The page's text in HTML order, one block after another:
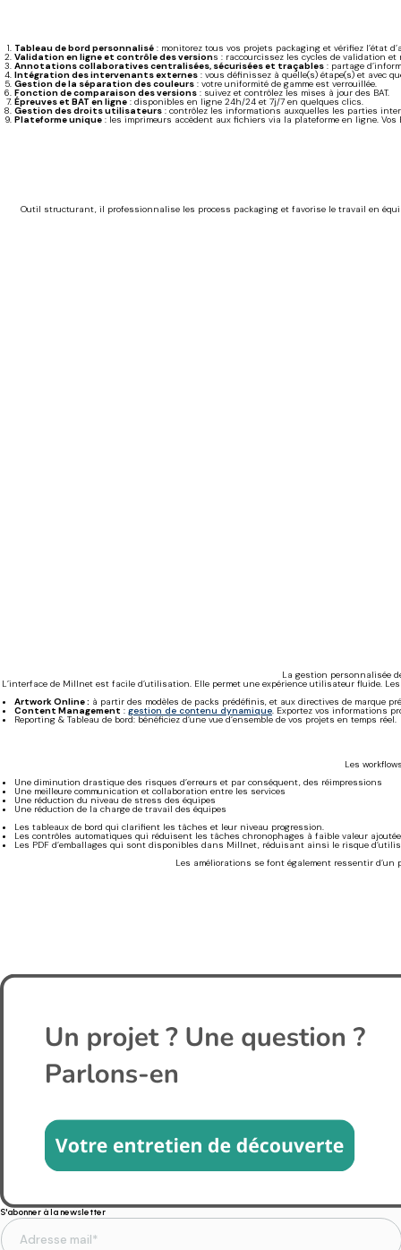
Tableau de bord personnalisé : monitorez tous vos projets packaging et vérifiez l’état
Validation en ligne et contrôle des versions : raccourcissez les cycles de validation
Annotations collaboratives centralisées, sécurisées et traçables : partage
Intégration des intervenants externes : vous définissez à quelle(s) étape(s) et avec
Gestion de la séparation des couleurs : votre uniformité de gamme est verrouillée.
Fonction de comparaison des versions : suivez et contrôlez les mises à jour des BAT.
Épreuves et BAT en ligne : disponibles en ligne 24h/24 et 7j/7 en quelques clics.
Gestion des droits utilisateurs : contrôlez les informations auxquelles les parties
Plateforme unique : les imprimeurs accèdent aux fichiers via la plateforme en ligne.
Outil structurant, il professionnalise les process packaging et favorise le travail en
La gestion personnalisée
L’interface de Millnet est facile d’utilisation. Elle permet une expérience utilisateur fluide.
Artwork Online : à partir des modèles de packs prédéfinis, et aux directives de marque
Content Management : gestion de contenu dynamique. Exportez vos informations
Reporting & Tableau de bord: bénéficiez d’une vue d’ensemble de vos projets en temps réel.
Les
Une diminution drastique des risques d’erreurs et par conséquent, des réimpressions
Une meilleure communication et collaboration entre les services
Une réduction du niveau de stress des équipes
Une réduction de la charge de travail des équipes
Les tableaux de bord qui clarifient les tâches et leur niveau progression.
Les contrôles automatiques qui réduisent les tâches chronophages à faible valeur
Les PDF d’emballages qui sont disponibles dans Millnet, réduisant ainsi le risque
Les améliorations se font également ressentir
S'abonner à la newsletter